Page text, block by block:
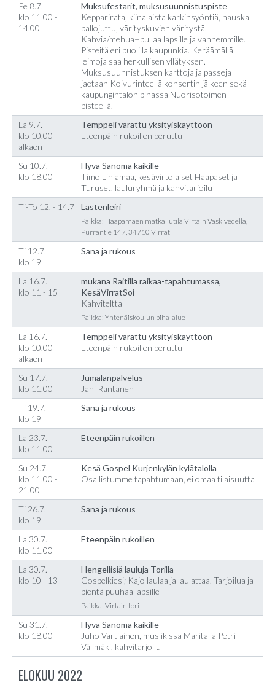
Pe 8.7.
klo 11.00 -
14.00
Muksufestarit, muksusuunnistuspiste
Kepparirata, kiinalaista karkinsyöntiä, hauska
pallojuttu, värityskuvien väritystä.
Kahvia/mehua+pullaa lapsille ja vanhemmille.
Pisteitä eri puolilla kaupunkia. Keräämällä
leimoja saa herkullisen yllätyksen.
Muksusuunnistuksen karttoja ja passeja
jaetaan Koivurinteellä konsertin jälkeen sekä
kaupungintalon pihassa Nuorisotoimen
pisteellä.
La 9.7.
klo 10.00
alkaen
Temppeli varattu yksityiskäyttöön
Eteenpäin rukoillen peruttu
Su 10.7.
klo 18.00
Hyvä Sanoma kaikille
Timo Linjamaa, kesävirtolaiset Haapaset ja
Turuset, lauluryhmä ja kahvitarjoilu
Ti-To 12. - 14.7
Lastenleiri
Paikka: Haapamäen matkailutila Virtain Vaskivedellä,
Purrantie 147, 34710 Virrat
Ti 12.7.
klo 19
Sana ja rukous
La 16.7.
klo 11 - 15
mukana Raitilla raikaa-tapahtumassa,
KesäVirratSoi
Kahviteltta
Paikka: Yhtenäiskoulun piha-alue
La 16.7.
klo 10.00
alkaen
Temppeli varattu yksityiskäyttöön
Eteenpäin rukoillen peruttu
Su 17.7.
klo 11.00
Jumalanpalvelus
Jani Rantanen
Ti 19.7.
klo 19
Sana ja rukous
La 23.7.
klo 11.00
Eteenpäin rukoillen
Su 24.7.
klo 11.00 -
21.00
Kesä Gospel Kurjenkylän kylätalolla
Osallistumme tapahtumaan, ei omaa tilaisuutta
Ti 26.7.
klo 19
Sana ja rukous
La 30.7.
klo 11.00
Eteenpäin rukoillen
La 30.7.
klo 10 - 13
Hengellisiä lauluja Torilla
Gospelkiesi; Kajo laulaa ja laulattaa. Tarjoilua ja
pientä puuhaa lapsille
Paikka: Virtain tori
Su 31.7.
klo 18.00
Hyvä Sanoma kaikille
Juho Vartiainen, musiikissa Marita ja Petri
Välimäki, kahvitarjoilu
ELOKUU 2022